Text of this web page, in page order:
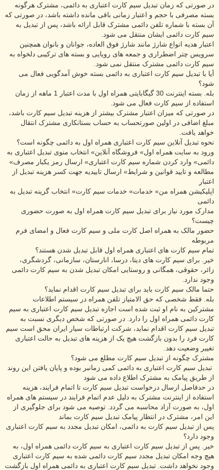
در صورتی که زمان تبدیل سیم کارت اعتباری به دائمی، مشترک هرگونه
بسته مصرفی با حجم و اعتبار زمانی باقی مانده داشته باشد، در صورتی که
آن بسته با شماره تلفن دائمی مشترک قابل ارائه باشد، پس از تبدیل به
سیم کارت دائمی ایشان منتقل می شود.
اعتبار هدیه انواع شارژ مانند شارژ فوق العاده، جوانان و بانوان همچنین
سرویس چتر اضطراری و جمعه های رویایی و بسته های ترکیبی دلخواه به
سیم کارت دائمی مشترک منتقل نمی شود.
آیا با تبدیل سیم کارت اعتباری به دائمی بسته خوش آمدگویی فعال می
شود؟
بله. بسته اینترنت 30 گیگابایتی همراه اول با مدت اعتبار 1 ماهه از زمان
استفاده از سیم کارت فعال می شود.
در صورتی که میزان اعتبار مشترک بیشتر از هزینه تبدیل سیم کارت باشد،
مبلغ اضافی در اولین صورتحساب به حساب بستانکاری مشترک انتقال
خواهد یافت.
نحوه تبدیل آنلاین سیم کارت اعتباری همراه اول به دائمی چگونه است؟
ورود به سایت همراه اول» فروشگاه آنلاین» انتخاب منوی تبدیل اعتباری به
دائمی» وارد کردن شماره سیم کارت اعتباری» ارسال رمز یکبار مصرف»
مطالعه و تایید قوانین و شرایط» ارسال تاییدیه جهت کسر هزینه تبدیل از
اعتبار
اپلیکیشن همراه من» خدمات» خدمات سیم کارت» انتخاب گزینه تبدیل به
دائمی
مدارک مورد نیاز برای تبدیل سیم کارت همراه اول به صورت حضوری
چیست؟
حضور مالک به همراه اصل کارت ملی و سیم کارت فعال و امضای فرم
مربوطه
تمام سیم کارت های اعتباری همراه اول قابل تبدیل شدن هستند؟
خیر. برای سیم کارت های دیتا، درسا، انارستان، سازمانی، گردشگری،
زائر، حقوقی، همگانی و روستایی امکان تبدیل شدن به سیم کارت دائمی
وجود ندارد.
حتما مالک سیم کارت باید برای تبدیل سیم کارت اقدام نماید؟
بله. فقط شخصی که حق الامتیاز تلفن همراه در سیستم اطلاعات
مشترکین به نام او ثبت شده است اجازه تبدیل سیم کارت اعتباری به سیم
کارت دائمی همراه اول را دارد. در صورتی که شخص دیگری نسبت به
تبدیل سیم کارت اقدام نماید، شرکت ارتباطات سیار ایران محق است سیم
کارت فرد را بدون بازگشت هیچ یک از هزینه های تبدیل به حالت اعتباری
تغییر وضعیت دهد.
مشترک چگونه از تبدیل سیم کارت مطلع می شود؟
تبدیل سیم کارت اعتباری به دائمی کمی زمانبر بوده و پایان یافتن این روند
از طریق پیامک به مشترک اطلاع داده می شود
در حدفاصل ارسال درخواست تبدیل سیم کارت تا اتمام فرایند، هزینه
استفاده از اینترنت مشترک به دلیل عدم اتمام فرایند در سیستم های همراه
اول، به صورت آزاد محاسبه می گردد. توصیه می شود برای جلوگیری از
این امر، مشترک در انتظار پیامک تبدیل سیم کارت بماند
پس از تبدیل سیم کارت به دائمی، امکان تبدیل مجدد به سیم کارت اعتباری
وجود دارد؟
خیر. پس از تبدیل سیم کارت اعتباری به سیم کارت دائمی همراه اول، به
هیچ وجه امکان تبدیل مجدد سیم کارت دائمی شده به سیم کارت اعتباری
وجود نخواهد داشت. تبدیل سیم کارت اعتباری به دائمی همراه اول بازگشت